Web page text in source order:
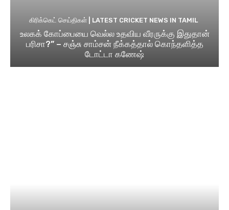
கிரிக்கெட் செய்திகள் | LATEST CRICKET NEWS IN TAMIL
உலகக் கோப்பையை வெல்ல உதவிய வீரருக்கு இதுதான்
பரிசா?” – சஞ்சு சாம்சன் நீக்கத்தால் கொந்தளித்த
டோட்டா கணேஷ்